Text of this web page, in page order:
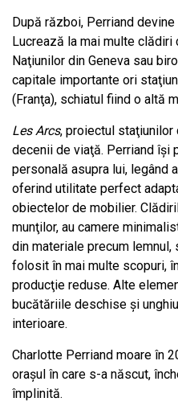
După război, Perriand
Lucrează la mai multe
Naţiunilor din Geneva sau
capitale importante ori
(Franţa), schiatul fiind o altă
Les Arcs, proiectul staţiunilor
decenii de viaţă. Perriand îşi
personală asupra lui, legând
oferind utilitate perfect
obiectelor de mobilier.
munţilor, au camere
din materiale precum
folosit în mai multe scopuri,
producţie reduse. Alte
bucătăriile deschise şi
interioare.
Charlotte Perriand moare în
oraşul în care s-a născut,
împlinită.